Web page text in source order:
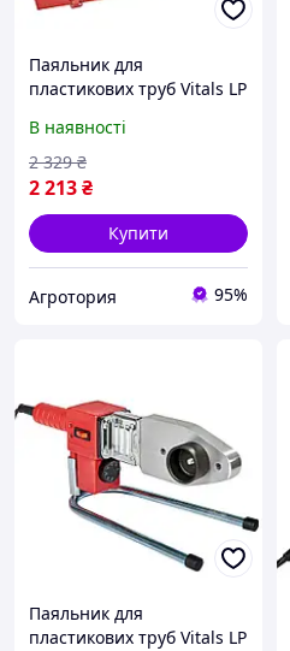
Паяльник для
пластикових труб Vitals LP
тефлонових насадок в
комплекті
В наявності
2 213₴
2 329 ₴
Купити
Агротория 95%
Паяльник для
пластикових труб Vitals LP